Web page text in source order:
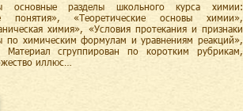
основные разделы школьного курса химии:
понятия», «Теоретические основы химии»,
химия», «Условия протекания и признаки
по химическим формулам и уравнениям реакций»,
сгруппирован по коротким рубрикам,
иллюс…